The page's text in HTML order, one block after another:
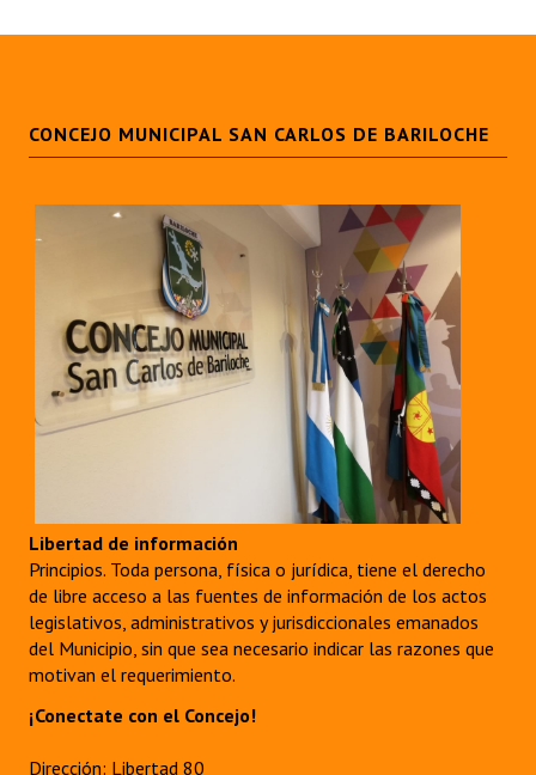
CONCEJO MUNICIPAL SAN CARLOS DE BARILOCHE
Libertad de información
Principios. Toda persona, física o jurídica, tiene el derecho
de libre acceso a las fuentes de información de los actos
legislativos, administrativos y jurisdiccionales emanados
del Municipio, sin que sea necesario indicar las razones que
motivan el requerimiento.
¡Conectate con el Concejo!
Dirección: Libertad 80